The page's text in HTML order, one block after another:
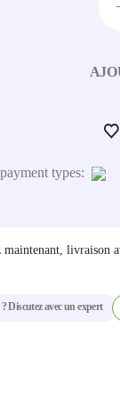
types:
maintenant, livraison
Discutez avec un expert